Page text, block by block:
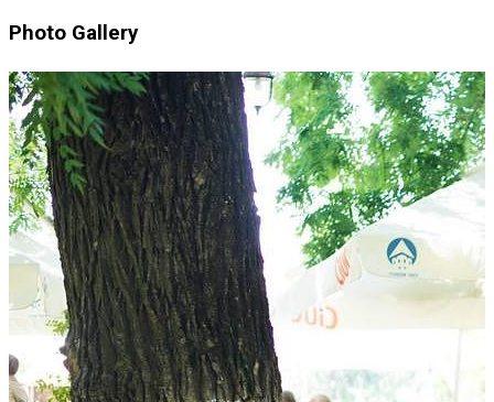
Photo Gallery